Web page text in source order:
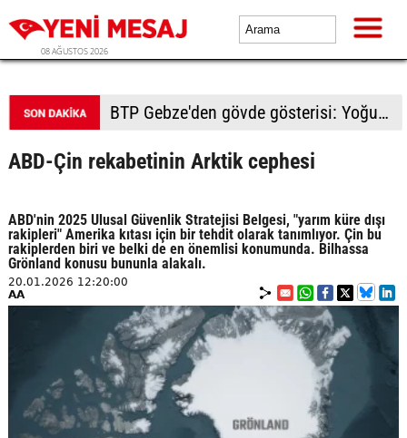
08 AĞUSTOS 2026
BTP Gebze'den gövde gösterisi: Yoğun katılımla yeni üyeler rozetlerini taktı
ABD-Çin rekabetinin Arktik cephesi
ABD'nin 2025 Ulusal Güvenlik Stratejisi Belgesi, "yarım küre dışı
rakipleri" Amerika kıtası için bir tehdit olarak tanımlıyor. Çin bu
rakiplerden biri ve belki de en önemlisi konumunda. Bilhassa
Grönland konusu bununla alakalı.
20.01.2026 12:20:00
AA